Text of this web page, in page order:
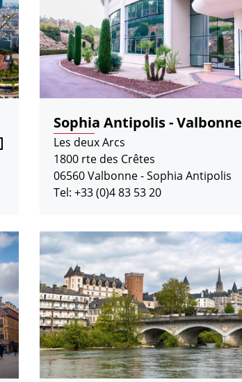
Sophia Antipolis - Valbonne
Les deux Arcs
1800 rte des Crêtes
06560 Valbonne - Sophia Antipolis
Tel: +33 (0)4 83 53 20